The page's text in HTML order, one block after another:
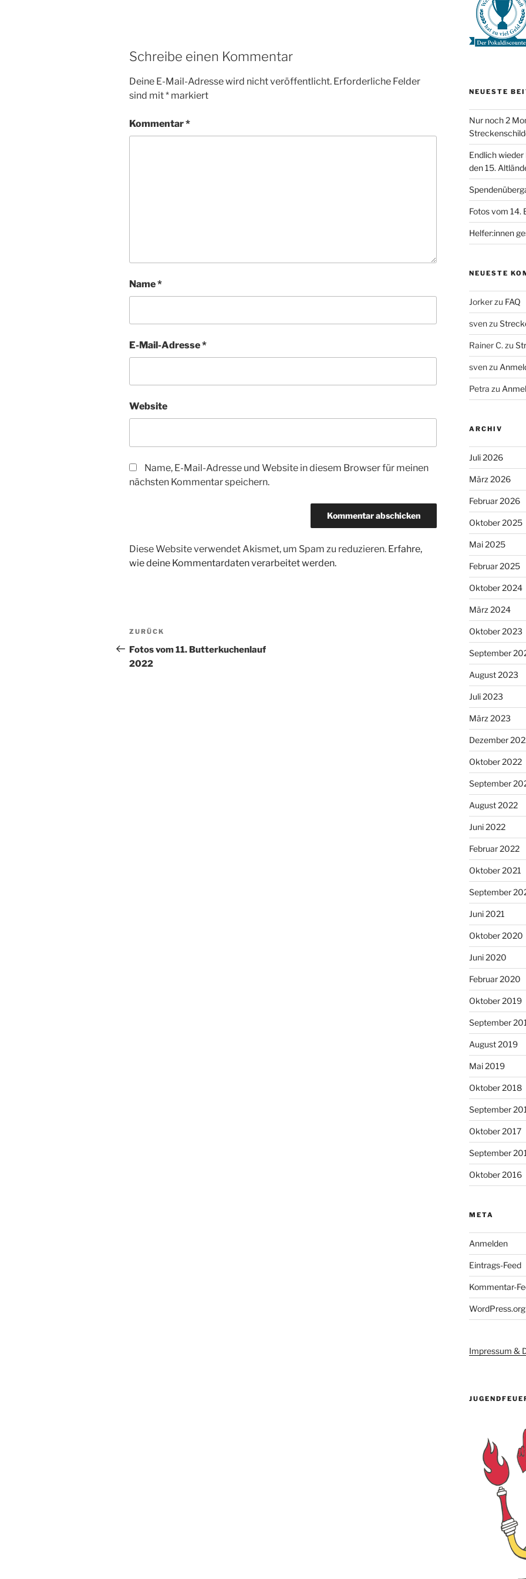
b
o
o
A
p
p
Schreibe einen Kommentar
Deine E-Mail-Adresse wird nicht veröffentlicht. Erforderliche Felder
sind mit* markiert
Kommentar*
Name*
E-Mail-Adresse*
Website
Name, E-Mail-Adresse und Website in diesem Browser für meinen
nächsten Kommentar speichern.
Diese Website verwendet Akismet, um Spam zu reduzieren. Erfahre,
wie deine Kommentardaten verarbeitet werden.
Beitragsnavigation
Vorheriger
Beitrag
ZURÜCK
Fotos vom 11. Butterkuchenlauf
2022
NEUESTE
Nur noch 2
Endlich
den 15.
Fotos vom 14.
Helfer:innen
NEUESTE
Jorkerzu FAQ
svenzu
Rainer C. zu
svenzu
Petra zu
ARCHIV
Juli 2026
März 2026
Februar 2026
Oktober 2025
Mai 2025
Februar 2025
Oktober 2024
März 2024
Oktober 2023
September
August 2023
Juli 2023
März 2023
Dezember
Oktober 2022
September
August 2022
Juni 2022
Februar 2022
Oktober 2021
September
Juni 2021
Oktober 2020
Juni 2020
Februar 2020
Oktober 2019
September
August 2019
Mai 2019
Oktober 2018
September
Oktober 2017
September
Oktober 2016
META
Anmelden
Eintrags-Feed
Kommentar-
WordPress.org
Impressum &